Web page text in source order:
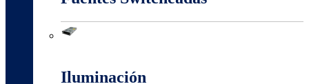
Iluminación